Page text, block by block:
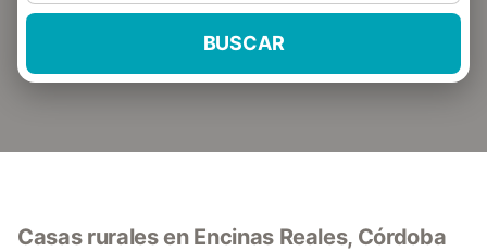
BUSCAR
Casas rurales en Encinas Reales, Córdoba